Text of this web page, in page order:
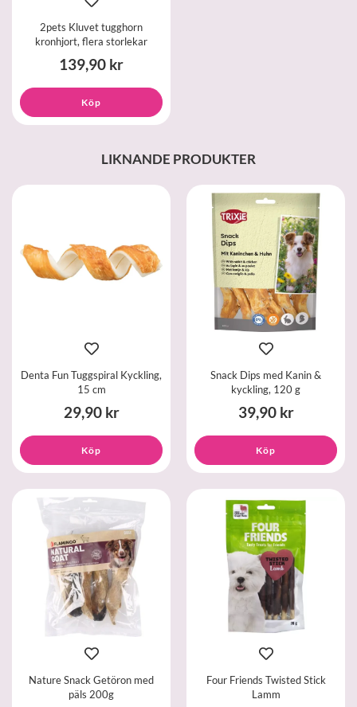
2pets Kluvet tugghorn
kronhjort, flera storlekar
139,90 kr
Köp
LIKNANDE PRODUKTER
Denta Fun Tuggspiral Kyckling,
15 cm
29,90 kr
Köp
Snack Dips med Kanin &
kyckling, 120 g
39,90 kr
Köp
Nature Snack Getöron med
päls 200g
Four Friends Twisted Stick
Lamm